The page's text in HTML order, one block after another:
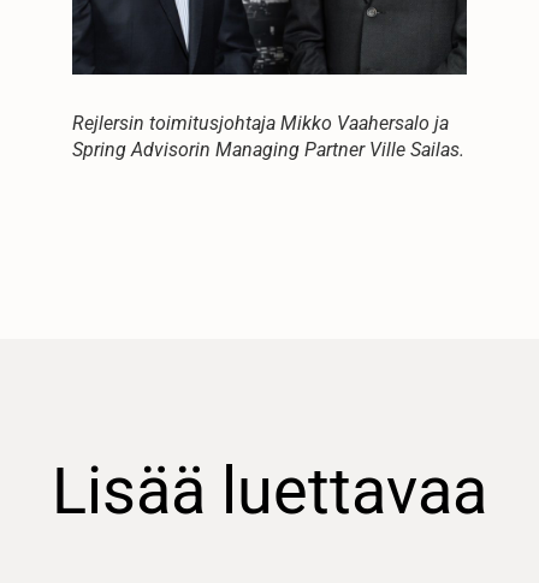
Rejlersin toimitusjohtaja Mikko Vaahersalo ja
Spring Advisorin Managing Partner Ville Sailas.
Lisää luettavaa